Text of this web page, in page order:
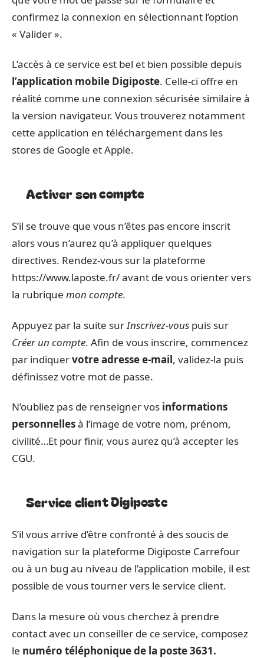
confirmez la connexion en sélectionnant l’option
« Valider ».
L’accès à ce service est bel et bien possible depuis
l’application mobile Digiposte. Celle-ci offre en
réalité comme une connexion sécurisée similaire à
la version navigateur. Vous trouverez notamment
cette application en téléchargement dans les
stores de Google et Apple.
Activer son compte
S’il se trouve que vous n’êtes pas encore inscrit
alors vous n’aurez qu’à appliquer quelques
directives. Rendez-vous sur la plateforme
https://www.laposte.fr/ avant de vous orienter vers
la rubrique mon compte.
Appuyez par la suite sur Inscrivez-vous puis sur
Créer un compte. Afin de vous inscrire, commencez
par indiquervotre adresse e-mail, validez-la puis
définissez votre mot de passe.
N’oubliez pas de renseigner vos informations
personnellesà l’image de votre nom, prénom,
civilité…Et pour finir, vous aurez qu’à accepter les
CGU.
Service client Digiposte
S’il vous arrive d’être confronté à des soucis de
navigation sur la plateforme Digiposte Carrefour
ou à un bug au niveau de l’application mobile, il est
possible de vous tourner vers le service client.
Dans la mesure où vous cherchez à prendre
contact avec un conseiller de ce service, composez
le numéro téléphonique de la poste 3631.